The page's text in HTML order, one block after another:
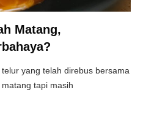
Matang,
yang telah direbus bersama
tapi masih